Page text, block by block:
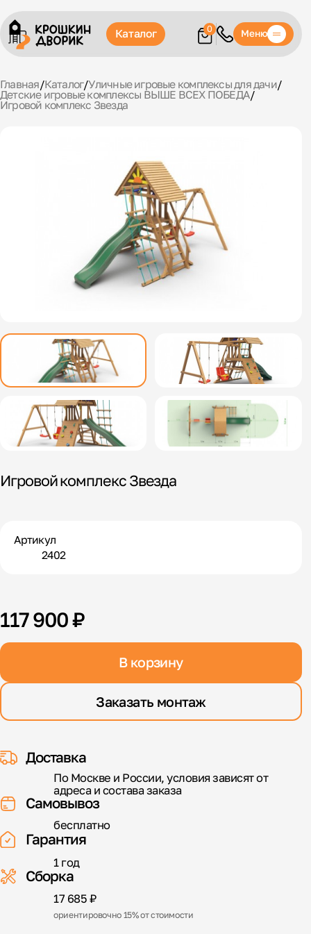
Каталог 0 Меню
Главная/Каталог/Уличные игровые комплексы для дачи/
Детские игровые комплексы ВЫШЕ ВСЕХ ПОБЕДА/
Игровой комплекс Звезда
Игровой комплекс Звезда
Артикул
2402
117 900 ₽
В корзину
Заказать монтаж
Доставка
По Москве и России, условия зависят от
адреса и состава заказа
Самовывоз
бесплатно
Гарантия
1 год
Сборка
17 685 ₽
ориентировочно 15% от стоимости